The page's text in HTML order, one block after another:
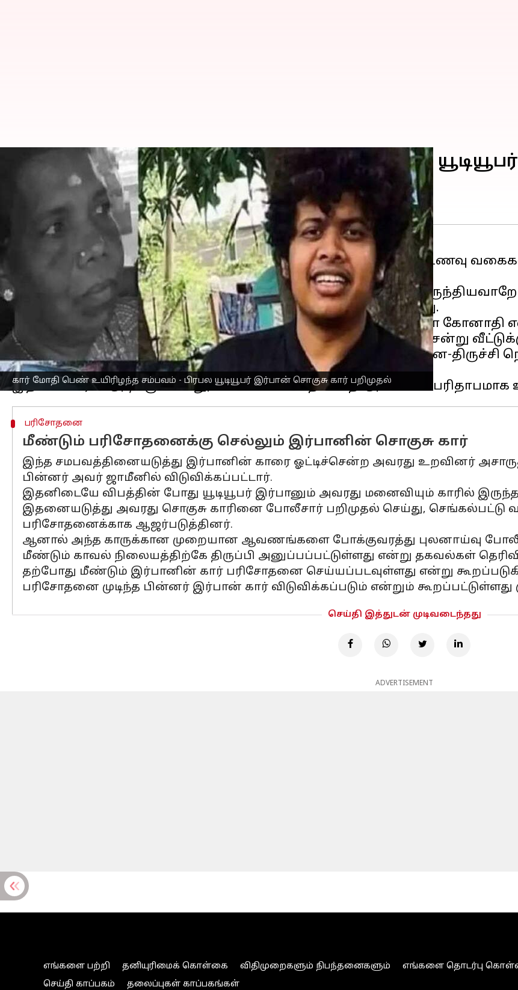
கார் மோதி பெண் உயிரிழந்த சம்பவம் - பிரபல யூடியூபர் இர்பான் சொகுசு கார் பறிமுதல்
கார் மோதி பெண் உயிரிழந்த சம்பவம் - பிரபல
பறிமுதல்
Nivetha P May 30, 2023 10:54 pm
செய்தி முன்னோட்டம்
யூடியூபர்
இர்பான் 'இர்பான் வியூஸ்' என்னும் சேனல் மூலம் உணவு
பெருமளவில் பிரபலமடைந்தவர்.
தற்போது திரை பிரபலங்களுடன் உணவகங்களில் உணவுகளை அருந்தியவாறே
சமீபத்தில் தான் இவருக்கு மிக பிரம்மாண்டமாக திருமணம் நடந்தது.
இந்நிலையில் கடந்த 25ம் தேதி இரவுநேரத்தில் புத்தேரி அருகேயுள்ள
பத்மாவதி(55), தனது மகளை பார்ப்பதற்காக மறைமலை நகருக்கு சென்று
அப்போது மறைமலை நகரின் நகராட்சி அலுவலகம் அருகே சென்னை-திருச்சி
இர்பானின் சொகுசுகார்பத்மாவதி மீது மோதியுள்ளது.
பரிசோதனை
மீண்டும் பரிசோதனைக்கு செல்லும் இர்பானின் சொகுசு கார்
இந்த சமபவத்தினையடுத்து இர்பானின் காரை ஓட்டிச்சென்ற அவரது உறவினர்
பின்னர் அவர் ஜாமீனில் விடுவிக்கப்பட்டார்.
இதனிடையே விபத்தின் போது யூடியூபர் இர்பானும் அவரது மனைவியும் காரில்
இதனையடுத்து அவரது சொகுசு காரினை போலீசார் பறிமுதல் செய்து, செங்கல்பட்டு
பரிசோதனைக்காக ஆஜர்படுத்தினர்.
ஆனால் அந்த காருக்கான முறையான ஆவணங்களை போக்குவரத்து புலனாய்வு
மீண்டும் காவல் நிலையத்திற்கே திருப்பி அனுப்பப்பட்டுள்ளது என்று தகவல்கள்
தற்போது மீண்டும் இர்பானின் கார் பரிசோதனை செய்யப்படவுள்ளது என்று
பரிசோதனை முடிந்த பின்னர் இர்பான் கார் விடுவிக்கப்படும் என்றும் கூறப்பட்டுள்ளது
செய்தி இத்துடன் முடிவடைந்தது
ADVERTISEMENT
எங்களை பற்றி தனியுரிமைக் கொள்கை விதிமுறைகளும் நிபந்தனைகளும் எங்களை தொடர்பு
செய்தி காப்பகம்
தலைப்புகள் காப்பகங்கள்